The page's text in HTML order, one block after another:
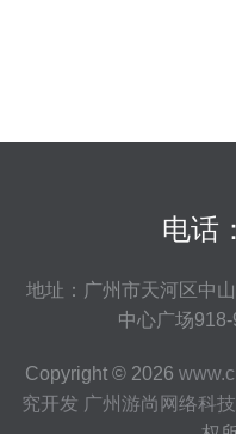
电话
地址：广州市天河区中
中心广场918-
Copyright © 2026
究开发 广州游尚网络科